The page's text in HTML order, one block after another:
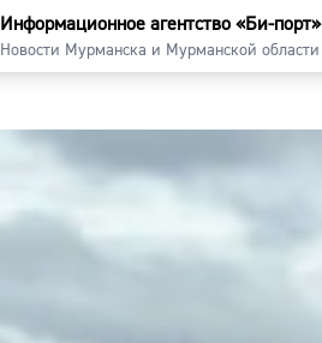
Информационное агентство «Би-порт»
Новости Мурманска и Мурманской области